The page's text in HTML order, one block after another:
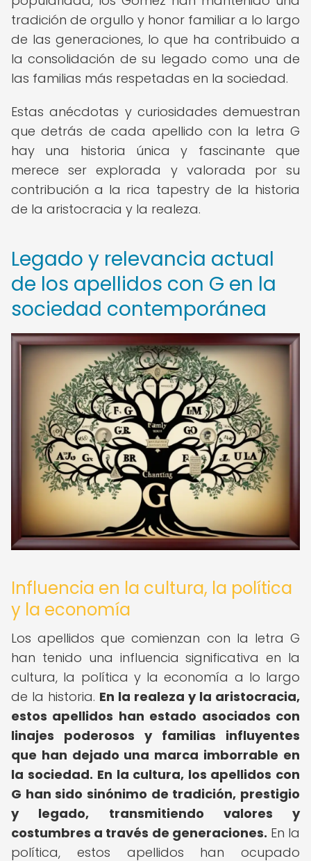
tradición de orgullo y honor familiar a lo largo
de las generaciones, lo que ha contribuido a
la consolidación de su legado como una de
las familias más respetadas en la sociedad.
Estas anécdotas y curiosidades demuestran
que detrás de cada apellido con la letra G
hay una historia única y fascinante que
merece ser explorada y valorada por su
contribución a la rica tapestry de la historia
de la aristocracia y la realeza.
Legado y relevancia actual
de los apellidos con G en la
sociedad contemporánea
Influencia en la cultura, la política
y la economía
Los apellidos que comienzan con la letra G
han tenido una influencia significativa en la
cultura, la política y la economía a lo largo
de la historia. En la realeza y la aristocracia,
estos apellidos han estado asociados con
linajes poderosos y familias influyentes
que han dejado una marca imborrable en
la sociedad. En la cultura, los apellidos con
G han sido sinónimo de tradición, prestigio
y legado, transmitiendo valores y
costumbres a través de generaciones. En la
política, estos apellidos han ocupado